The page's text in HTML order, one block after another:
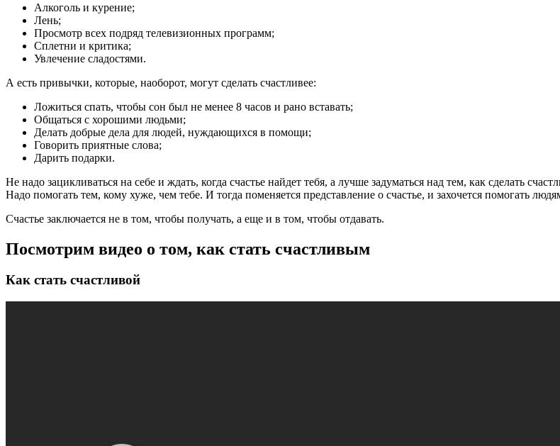
Алкоголь и курение;
Лень;
Просмотр всех подряд телевизионных программ;
Сплетни и критика;
Увлечение сладостями.
А есть привычки, которые, наоборот, могут сделать счастливее:
Ложиться спать, чтобы сон был не менее 8 часов и рано вставать;
Общаться с хорошими людьми;
Делать добрые дела для людей, нуждающихся в помощи;
Говорить приятные слова;
Дарить подарки.
Не надо зацикливаться на себе и ждать, когда счастье найдет тебя, а лучше задуматься над тем, как сделать
Надо помогать тем, кому хуже, чем тебе. И тогда поменяется представление о счастье, и захочется помогать
Счастье заключается не в том, чтобы получать, а еще и в том, чтобы отдавать.
Посмотрим видео о том, как стать счастливым
Как стать счастливой